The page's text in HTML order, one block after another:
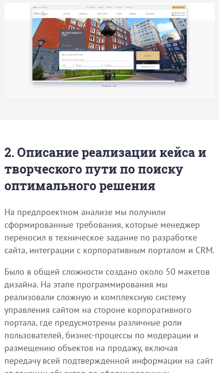
2. Описание реализации кейса и
творческого пути по поиску
оптимального решения
На предпроектном анализе мы получили
сформированные требования, которые менеджер
переносил в техническое задание по разработке
сайта, интеграции с корпоративным порталом и CRM.
Было в общей сложности создано около 50 макетов
дизайна. На этапе программирования мы
реализовали сложную и комплексную систему
управления сайтом на стороне корпоративного
портала, где предусмотрены различные роли
пользователей, бизнес-процессы по модерации и
размещению объектов на продажу, включая
передачу всей подтвержденной информации на сайт